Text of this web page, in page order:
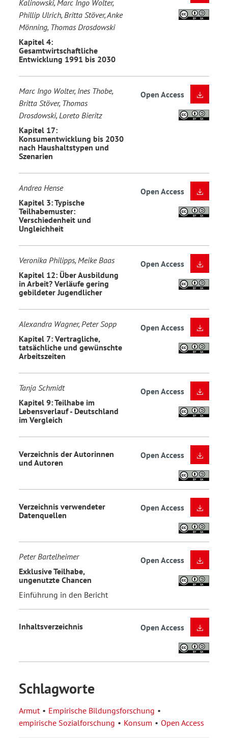
Kalinowski, Marc Ingo Wolter,
Phillip Ulrich, Britta Stöver, Anke
Mönning, Thomas Drosdowski
Kapitel 4:
Gesamtwirtschaftliche
Entwicklung 1991 bis 2030
Marc Ingo Wolter, Ines Thobe,
Britta Stöver, Thomas
Drosdowski, Loreto Bieritz
Kapitel 17:
Konsumentwicklung bis 2030
nach Haushaltstypen und
Szenarien
Open Access
Andrea Hense
Kapitel 3: Typische
Teilhabemuster:
Verschiedenheit und
Ungleichheit
Open Access
Veronika Philipps, Meike Baas
Kapitel 12: Über Ausbildung
in Arbeit? Verläufe gering
gebildeter Jugendlicher
Open Access
Alexandra Wagner, Peter Sopp
Kapitel 7: Vertragliche,
tatsächliche und gewünschte
Arbeitszeiten
Open Access
Tanja Schmidt
Kapitel 9: Teilhabe im
Lebensverlauf - Deutschland
im Vergleich
Open Access
Verzeichnis der Autorinnen
und Autoren
Open Access
Verzeichnis verwendeter
Datenquellen
Open Access
Peter Bartelheimer
Exklusive Teilhabe,
ungenutzte Chancen
Einführung in den Bericht
Open Access
Inhaltsverzeichnis Open Access
Schlagworte
Armut
Empirische Bildungsforschung
empirische Sozialforschung
Konsum Open Access